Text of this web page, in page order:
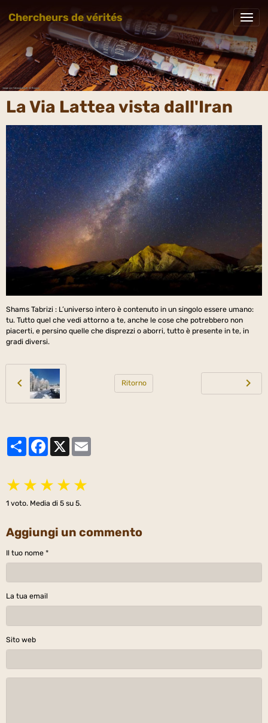
Chercheurs de vérités
La Via Lattea vista dall'Iran
Shams Tabrizi : L’universo intero è contenuto in un singolo essere umano:
tu. Tutto quel che vedi attorno a te, anche le cose che potrebbero non
piacerti, e persino quelle che disprezzi o aborri, tutto è presente in te, in
gradi diversi.
Ritorno
PartagerFacebook
★ ★ ★ ★ ★
1 voto. Media di 5 su 5.
Aggiungi un commento
Il tuo nome
La tua email
Sito web